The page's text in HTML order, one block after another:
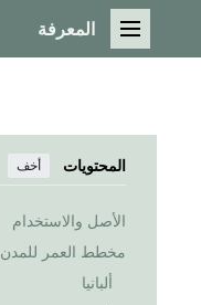
القائمة الرئيسية
المعرفة
المحتويات أخف
الأصل والاستخدام
مخطط العمر للمدن
ألبانيا